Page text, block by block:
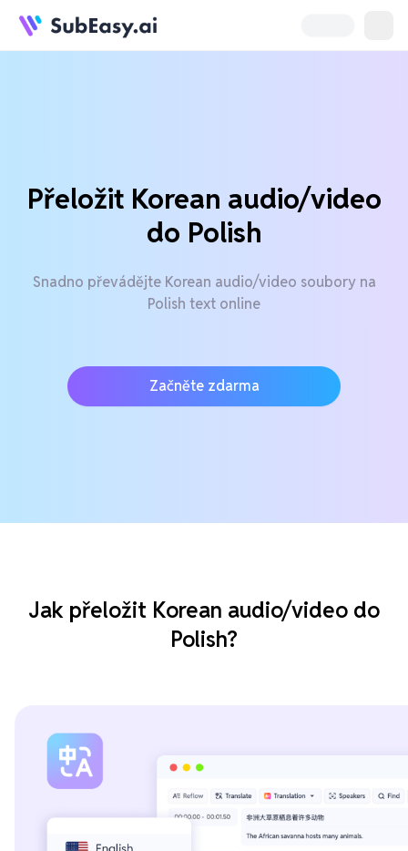
Přeložit Korean audio/video
do Polish
Snadno převádějte Korean audio/video soubory na
Polish text online
Začněte zdarma
Jak přeložit Korean audio/video do
Polish?